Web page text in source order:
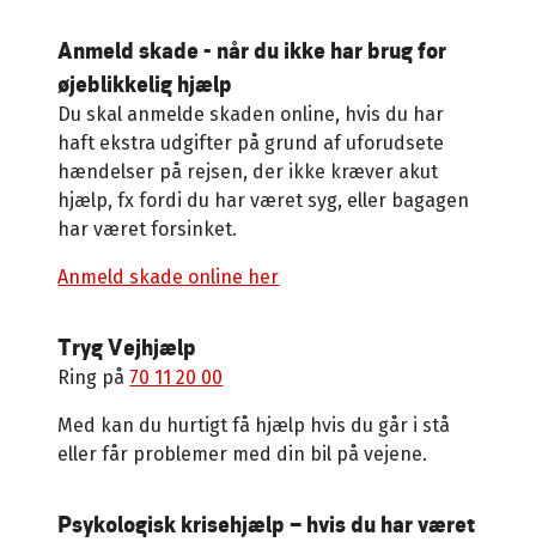
Anmeld skade - når du ikke har brug for
øjeblikkelig hjælp
Du skal anmelde skaden online, hvis du har
haft ekstra udgifter på grund af uforudsete
hændelser på rejsen, der ikke kræver akut
hjælp, fx fordi du har været syg, eller bagagen
har været forsinket.
Anmeld skade online her
Tryg Vejhjælp
Ring på 70 11 20 00
Med kan du hurtigt få hjælp hvis du går i stå
eller får problemer med din bil på vejene.
Psykologisk krisehjælp – hvis du har været